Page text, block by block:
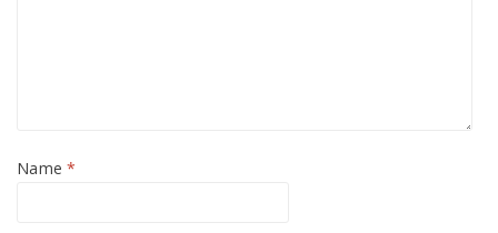
Name*